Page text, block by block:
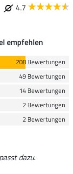
4.7
empfehlen
208 Bewertungen
49 Bewertungen
14 Bewertungen
2 Bewertungen
2 Bewertungen
dazu.